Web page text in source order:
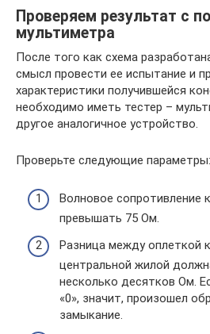
Проверяем результат с
мультиметра
После того как схема
смысл провести ее испытание и
характеристики получившейся
необходимо иметь тестер –
другое аналогичное устройство.
Проверьте следующие параметры:
Волновое сопротивление
превышать 75 Ом.
Разница между оплеткой
центральной жилой
несколько десятков Ом.
«0», значит, произошел
замыкание.